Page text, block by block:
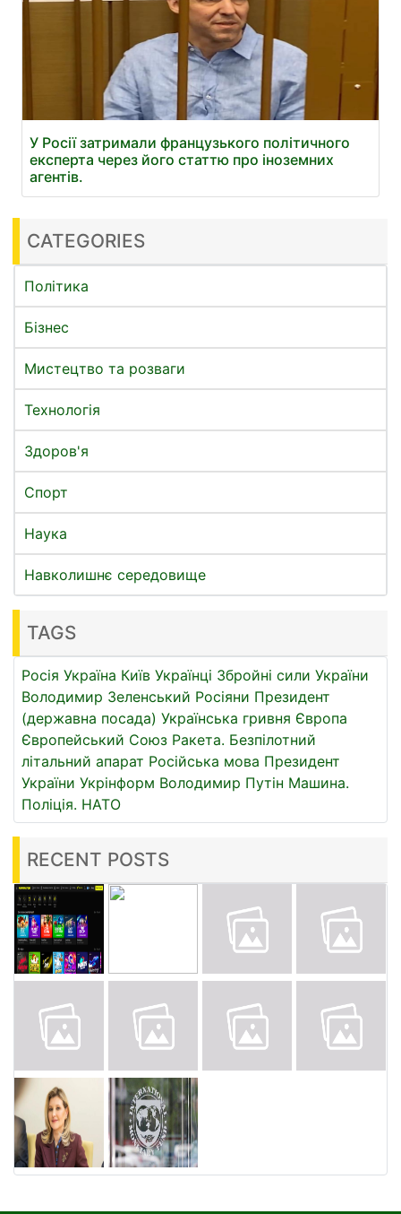
У Росії затримали французького політичного
експерта через його статтю про іноземних
агентів.
CATEGORIES
Політика
Бізнес
Мистецтво та розваги
Технологія
Здоров'я
Спорт
Наука
Навколишнє середовище
TAGS
Росія Україна Київ Українці Збройні сили України
Володимир Зеленський Росіяни Президент
(державна посада) Українська гривня Європа
Європейський Союз Ракета. Безпілотний
літальний апарат Російська мова Президент
України Укрінформ Володимир Путін Машина.
Поліція. НАТО
RECENT POSTS